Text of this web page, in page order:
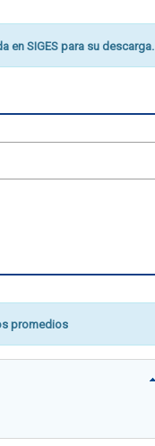
en SIGES para su descarga.
promedios